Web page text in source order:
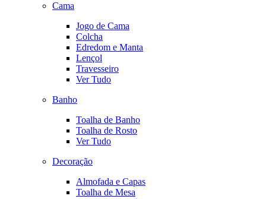
Cama
Jogo de Cama
Colcha
Edredom e Manta
Lençol
Travesseiro
Ver Tudo
Banho
Toalha de Banho
Toalha de Rosto
Ver Tudo
Decoração
Almofada e Capas
Toalha de Mesa